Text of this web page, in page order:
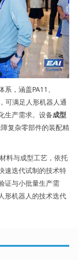
，涵盖PA11、
可满足人形机器人通
生产需求。设备成型
障复杂零部件的装配精
料与成型工艺，依托
速迭代试制的技术特
证与小批量生产需
形机器人的技术迭代